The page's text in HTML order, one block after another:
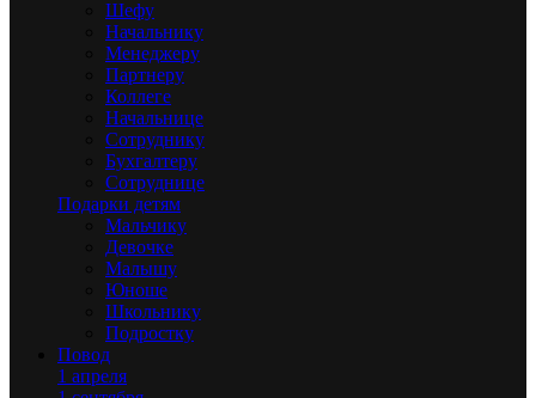
Шефу
Начальнику
Менеджеру
Партнеру
Коллеге
Начальнице
Сотруднику
Бухгалтеру
Сотруднице
Подарки детям
Мальчику
Девочке
Малышу
Юноше
Школьнику
Подростку
Повод
1 апреля